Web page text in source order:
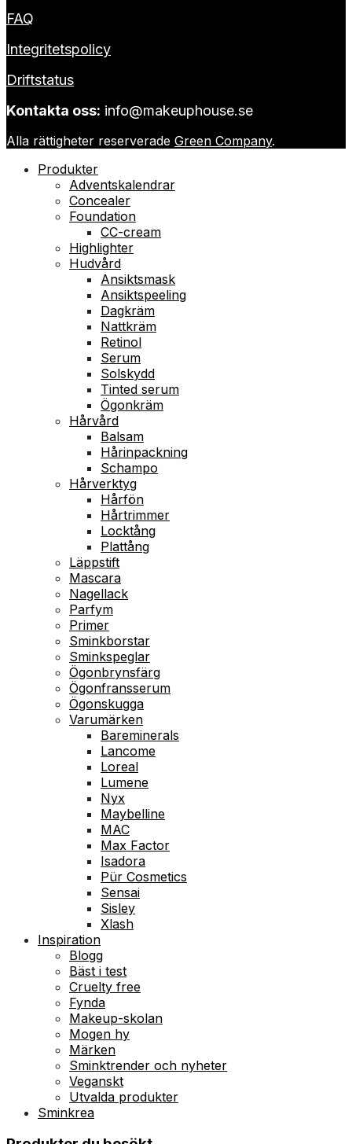
FAQ
Integritetspolicy
Driftstatus
Kontakta oss: info@makeuphouse.se
Alla rättigheter reserverade Green Company.
Produkter
Adventskalendrar
Concealer
Foundation
CC-cream
Highlighter
Hudvård
Ansiktsmask
Ansiktspeeling
Dagkräm
Nattkräm
Retinol
Serum
Solskydd
Tinted serum
Ögonkräm
Hårvård
Balsam
Hårinpackning
Schampo
Hårverktyg
Hårfön
Hårtrimmer
Locktång
Plattång
Läppstift
Mascara
Nagellack
Parfym
Primer
Sminkborstar
Sminkspeglar
Ögonbrynsfärg
Ögonfransserum
Ögonskugga
Varumärken
Bareminerals
Lancome
Loreal
Lumene
Nyx
Maybelline
MAC
Max Factor
Isadora
Pür Cosmetics
Sensai
Sisley
Xlash
Inspiration
Blogg
Bäst i test
Cruelty free
Fynda
Makeup-skolan
Mogen hy
Märken
Sminktrender och nyheter
Veganskt
Utvalda produkter
Sminkrea